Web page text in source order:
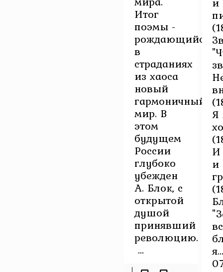
Итог
поэмы -
рождающийся
в
страданиях
из хаоса
новый
гармоничный
мир. В
этом
будущем
России
глубоко
убежден
А. Блок, с
открытой
душой
принявший
революцию.
...
Я
И
и